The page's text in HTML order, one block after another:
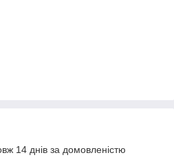
14 днів за домовленістю